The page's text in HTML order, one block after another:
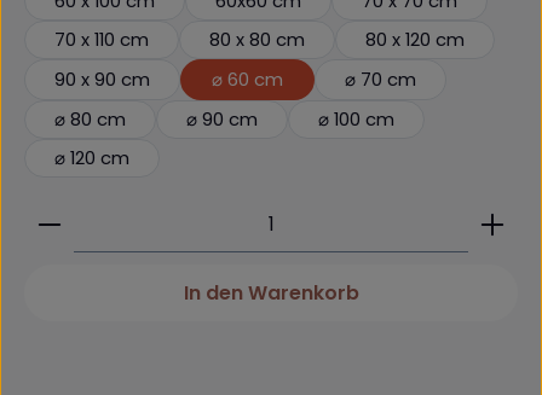
70 x 110 cm
80 x 80 cm
80 x 120 cm
90 x 90 cm
⌀ 60 cm
⌀ 70 cm
⌀ 80 cm
⌀ 90 cm
⌀ 100 cm
⌀ 120 cm
Produkt Anzahl: Gib den gewünschten Wert
In den Warenkorb